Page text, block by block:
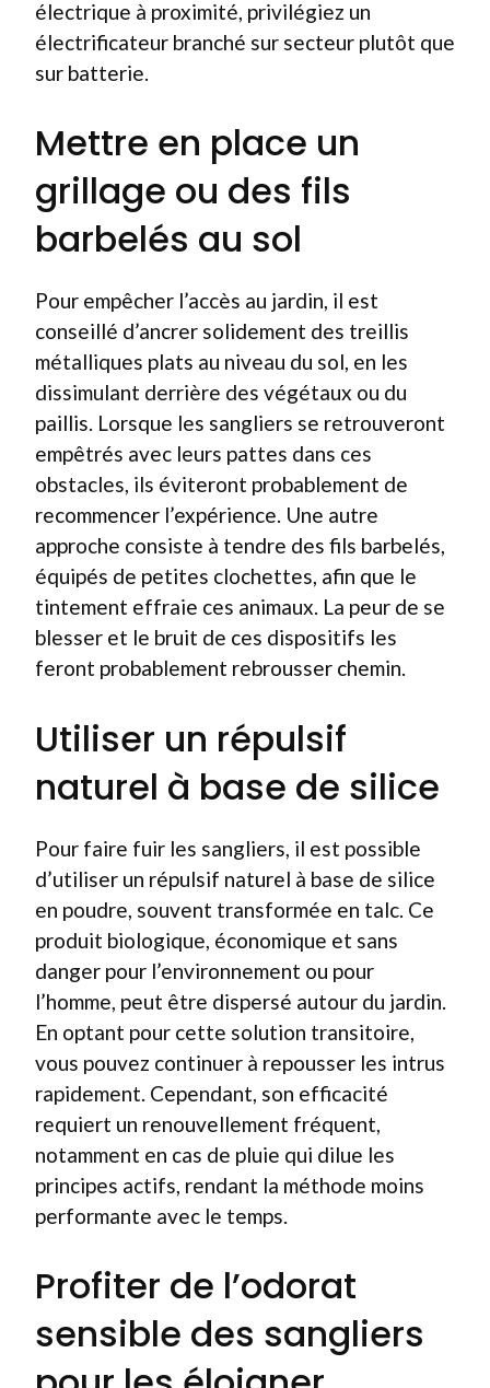
électrique à proximité, privilégiez un
électrificateur branché sur secteur plutôt que
sur batterie.
Mettre en place un
grillage ou des fils
barbelés au sol
Pour empêcher l’accès au jardin, il est
conseillé d’ancrer solidement des treillis
métalliques plats au niveau du sol, en les
dissimulant derrière des végétaux ou du
paillis. Lorsque les sangliers se retrouveront
empêtrés avec leurs pattes dans ces
obstacles, ils éviteront probablement de
recommencer l’expérience. Une autre
approche consiste à tendre des fils barbelés,
équipés de petites clochettes, afin que le
tintement effraie ces animaux. La peur de se
blesser et le bruit de ces dispositifs les
feront probablement rebrousser chemin.
Utiliser un répulsif
naturel à base de silice
Pour faire fuir les sangliers, il est possible
d’utiliser un répulsif naturel à base de silice
en poudre, souvent transformée en talc. Ce
produit biologique, économique et sans
danger pour l’environnement ou pour
l’homme, peut être dispersé autour du jardin.
En optant pour cette solution transitoire,
vous pouvez continuer à repousser les intrus
rapidement. Cependant, son efficacité
requiert un renouvellement fréquent,
notamment en cas de pluie qui dilue les
principes actifs, rendant la méthode moins
performante avec le temps.
Profiter de l’odorat
sensible des sangliers